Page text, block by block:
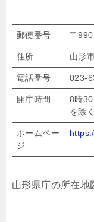
郵便番号 〒
住所 山形
電話番号 023-
開庁時間
8時
を除く
ホームペー
ジ
山形県庁の所在地